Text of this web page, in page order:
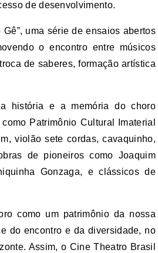
de desenvolvimento.
uma série de ensaios abertos
o encontro entre músicos
de saberes, formação artística
história e a memória do choro
Patrimônio Cultural Imaterial
violão sete cordas, cavaquinho,
de pioneiros como Joaquim
Gonzaga, e clássicos de
como um patrimônio da nossa
do encontro e da diversidade, no
Assim, o Cine Theatro Brasil